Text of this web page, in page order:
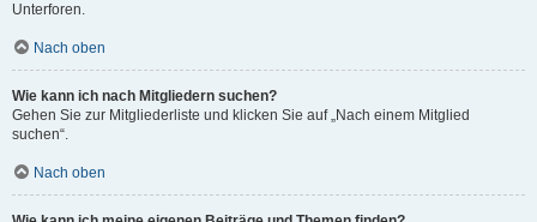
Unterforen.
Nach oben
Wie kann ich nach Mitgliedern suchen?
Gehen Sie zur Mitgliederliste und klicken Sie auf „Nach einem Mitglied
suchen“.
Nach oben